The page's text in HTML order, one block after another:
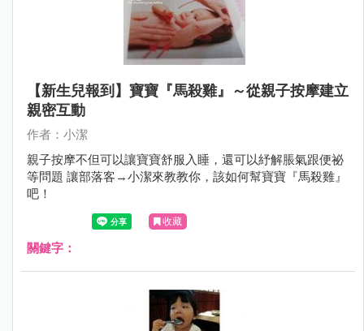
【新生兒報到】寶寶『馬殺雞』～從親子按摩建立
親密互動
作者：小潔
親子按摩不但可以讓寶寶舒服入睡，還可以紓解脹氣跟便祕
等問題 讓部落客→小潔來教教你，該如何幫寶寶『馬殺雞』
吧！
收藏
關鍵字：